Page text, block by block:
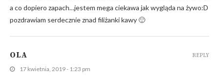
a co dopiero zapach…jestem mega ciekawa jak wygląda na żywo:D
pozdrawiam serdecznie znad filiżanki kawy 🙂
OLA
17 kwietnia, 2019 - 1:23 pm
REPLY